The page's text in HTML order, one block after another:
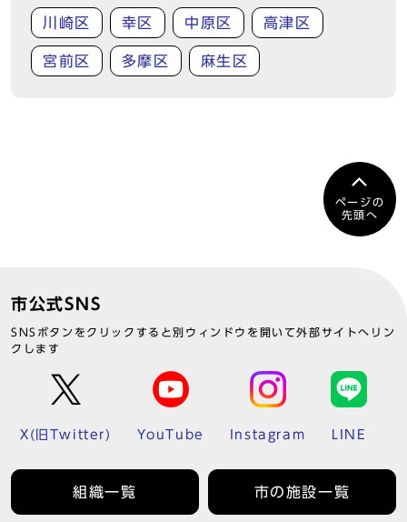
川崎区 幸区 中原区 高津区
宮前区 多摩区 麻生区
ページの
先頭へ
市公式SNS
SNSボタンをクリックすると別ウィンドウを開いて外部サイトへリン
クします
X(旧Twitter) YouTube Instagram LINE
組織一覧 市の施設一覧